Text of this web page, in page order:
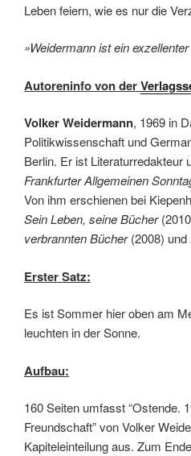
Leben feiern, wie es nur die
»Weidermann ist ein
Autoreninfo von der
Volker Weidermann, 1969 in
Politikwissenschaft und
Berlin. Er ist Literaturredakteur
Frankfurter Allgemeinen
Von ihm erschienen bei
Sein Leben, seine Bücher
verbrannten Bücher(2008) und
Erster Satz:
Es ist Sommer hier oben am
leuchten in der Sonne.
Aufbau:
160 Seiten umfasst “Ostende.
Freundschaft” von Volker
Kapiteleinteilung aus. Zum